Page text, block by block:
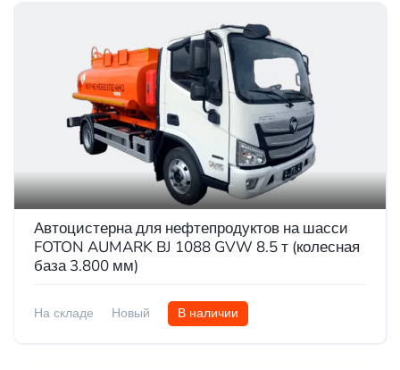
Автоцистерна для нефтепродуктов на шасси
FOTON AUMARK BJ 1088 GVW 8.5 т (колесная
база 3.800 мм)
На складе Новый В наличии